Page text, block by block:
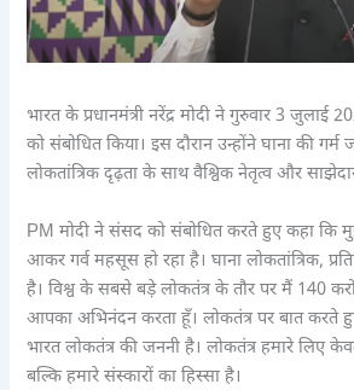
भारत के प्रधानमंत्री नरेंद्र मोदी ने गुरुवार 3 जुलाई
को संबोधित किया। इस दौरान उन्होंने घाना की
लोकतांत्रिक दृढ़ता के साथ वैश्विक नेतृत्व और
PM मोदी ने संसद को संबोधित करते हुए कहा कि
आकर गर्व महसूस हो रहा है। घाना लोकतांत्रिक,
है।‌ विश्व के सबसे बड़े लोकतंत्र के तौर पर मैं 140
आपका अभिनंदन करता हूँ। लोकतंत्र पर बात करते
भारत लोकतंत्र की जननी है। लोकतंत्र हमारे लिए
बल्कि हमारे संस्कारों का हिस्सा है।